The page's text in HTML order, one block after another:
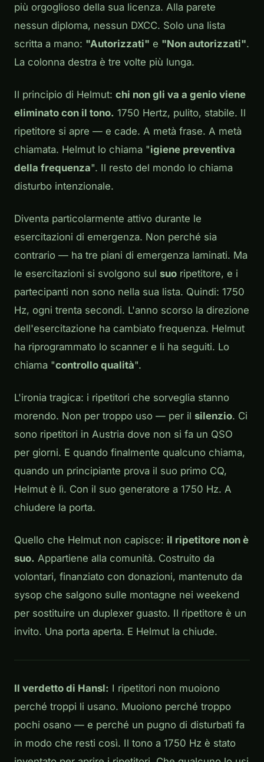
più orgoglioso della sua licenza. Alla parete
nessun diploma, nessun DXCC. Solo una lista
scritta a mano: "Autorizzati" e "Non autorizzati".
La colonna destra è tre volte più lunga.
Il principio di Helmut: chi non gli va a genio viene
eliminato con il tono. 1750 Hertz, pulito, stabile. Il
ripetitore si apre — e cade. A metà frase. A metà
chiamata. Helmut lo chiama "igiene preventiva
della frequenza". Il resto del mondo lo chiama
disturbo intenzionale.
Diventa particolarmente attivo durante le
esercitazioni di emergenza. Non perché sia
contrario — ha tre piani di emergenza laminati. Ma
le esercitazioni si svolgono sul suo ripetitore, e i
partecipanti non sono nella sua lista. Quindi: 1750
Hz, ogni trenta secondi. L'anno scorso la direzione
dell'esercitazione ha cambiato frequenza. Helmut
ha riprogrammato lo scanner e li ha seguiti. Lo
chiama "controllo qualità".
L'ironia tragica: i ripetitori che sorveglia stanno
morendo. Non per troppo uso — per il silenzio. Ci
sono ripetitori in Austria dove non si fa un QSO
per giorni. E quando finalmente qualcuno chiama,
quando un principiante prova il suo primo CQ,
Helmut è lì. Con il suo generatore a 1750 Hz. A
chiudere la porta.
Quello che Helmut non capisce: il ripetitore non è
suo. Appartiene alla comunità. Costruito da
volontari, finanziato con donazioni, mantenuto da
sysop che salgono sulle montagne nei weekend
per sostituire un duplexer guasto. Il ripetitore è un
invito. Una porta aperta. E Helmut la chiude.
Il verdetto di Hansl: I ripetitori non muoiono
perché troppi li usano. Muoiono perché troppo
pochi osano — e perché un pugno di disturbati fa
in modo che resti così. Il tono a 1750 Hz è stato